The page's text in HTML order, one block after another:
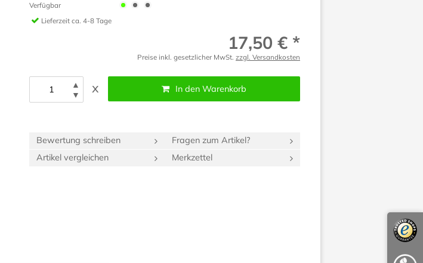
Verfügbar
Lieferzeit ca. 4-8 Tage
17,50 € *
Preise inkl. gesetzlicher MwSt. zzgl. Versandkosten
▲
▼
x In den Warenkorb
Bewertung schreiben
Fragen zum Artikel?
Artikel vergleichen
Merkzettel